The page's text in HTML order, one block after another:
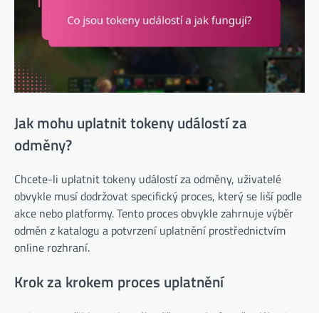
Jak mohu uplatnit tokeny událostí za
odměny?
Chcete-li uplatnit tokeny událostí za odměny, uživatelé
obvykle musí dodržovat specifický proces, který se liší podle
akce nebo platformy. Tento proces obvykle zahrnuje výběr
odměn z katalogu a potvrzení uplatnění prostřednictvím
online rozhraní.
Krok za krokem proces uplatnění